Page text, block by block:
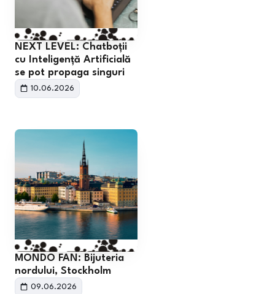
NEXT LEVEL: Chatboții
cu Inteligență Artificială
se pot propaga singuri
10.06.2026
MONDO FAN: Bijuteria
nordului, Stockholm
09.06.2026